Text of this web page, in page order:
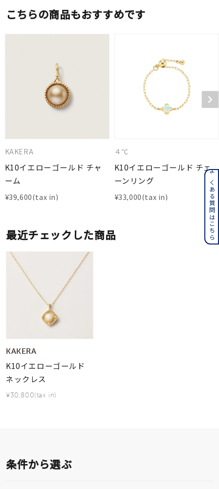
こちらの商品もおすすめです
KAKERA
K10イエローゴールド チャ
ーム
¥39,600
４℃
K10イエローゴールド チェ
ーンリング
¥33,000
最近チェックした商品
KAKERA
K10イエローゴールド
ネックレス
¥30,800(tax in)
条件から選ぶ
よくある質問はこちら